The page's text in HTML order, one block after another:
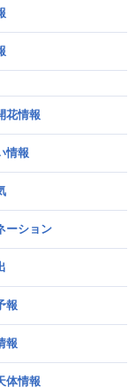
花情報
情報
ーション
報
報
体情報